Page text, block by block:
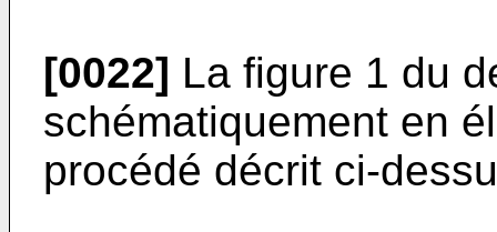
[0022] La figure 1 du
schématiquement en
procédé décrit ci-